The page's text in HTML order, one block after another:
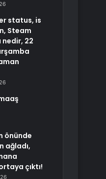
status, is
Steam
nedir, 22
önünde
ağladı,
çıktı!